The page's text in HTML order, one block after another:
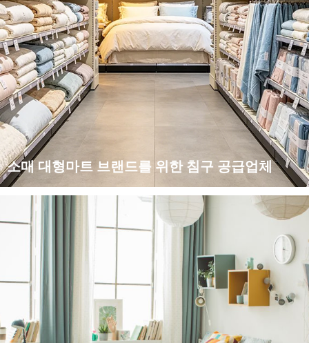
소매 대형마트 브랜드를 위한 침구 공급업체
글로벌 소매 대형마트 브랜드에 특화된 B2B 침구 제조 및 공급
업체로서, 오프라인 대형마트, 체인 소매점, 브랜드 등에 맞춤형으
로 설계된 비용 효율적이고 시장에 적합한 완전히 맞춤화 가능한
가정용 섬유 솔루션을 제공합니다...